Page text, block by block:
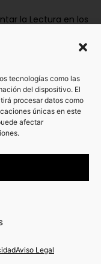
tecnologías como las
del dispositivo. El
procesar datos como
únicas en este
afectar
Aviso Legal
la Lectura en los
Recién
a los Más
los derechos